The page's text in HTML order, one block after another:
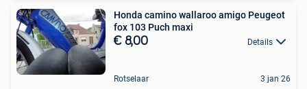
Honda camino wallaroo amigo Peugeot
fox 103 Puch maxi
€ 8,00 Details
Rotselaar 3 jan 26